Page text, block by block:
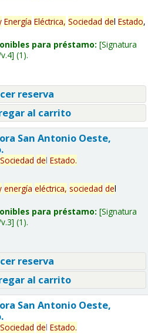
Energía Eléctrica, Sociedad del Estado,
para préstamo: Signatura
(1).
reserva
al carrito
San Antonio Oeste,
Sociedad del Estado.
energía eléctrica, sociedad del
para préstamo: Signatura
(1).
reserva
al carrito
San Antonio Oeste,
Sociedad del Estado.